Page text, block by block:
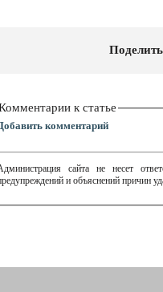
к статье
комментарий
сайта не несет
и объяснений причин